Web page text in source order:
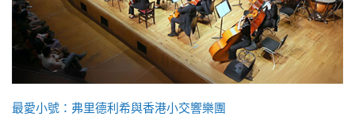
最愛小號：弗里德利希與香港小交響樂團